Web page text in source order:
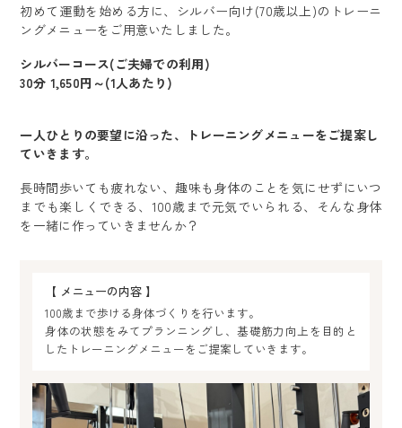
初めて運動を始める方に、シルバー向け(70歳以上)のトレーニ
ングメニューをご用意いたしました。
シルバーコース(ご夫婦での利用)
30分 1,650円～(1人あたり)
一人ひとりの要望に沿った、トレーニングメニューをご提案し
ていきます。
長時間歩いても疲れない、趣味も身体のことを気にせずにいつ
までも楽しくできる、100歳まで元気でいられる、そんな身体
を一緒に作っていきませんか？
【 メニューの内容 】
100歳まで歩ける身体づくりを行います。
身体の状態をみてプランニングし、基礎筋力向上を目的と
したトレーニングメニューをご提案していきます。